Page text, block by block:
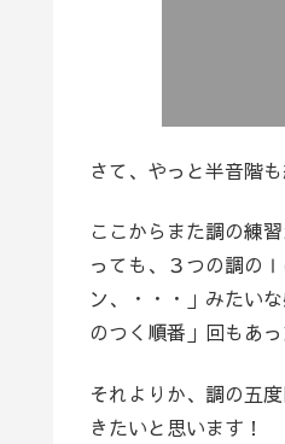
さて、やっと半音階
ここからまた調の練
っても、３つの調の
ン、・・・」みたい
のつく順番」回もあ
それよりか、調の五
きたいと思います！